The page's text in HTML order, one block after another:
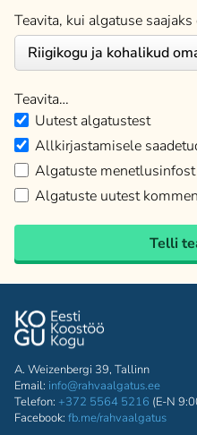
Teavita, kui algatuse
Teavita…
Uutest algatustest
Allkirjastamisele
Algatuste menetlusinfost
Algatuste uutest
Telli
A. Weizenbergi 39, Tallinn
Email: info@rahvaalgatus.ee
Telefon: +372 5564 5216 (E-N
Facebook: fb.me/rahvaalgatus